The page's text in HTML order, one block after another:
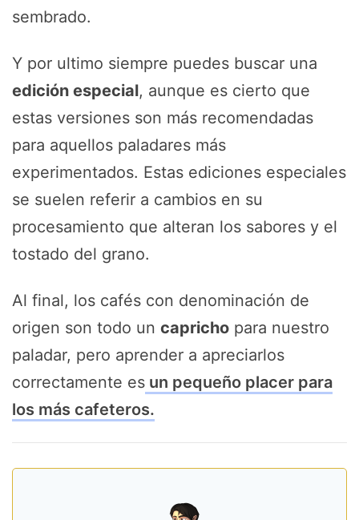
sembrado.
Y por ultimo siempre puedes buscar una
edición especial, aunque es cierto que
estas versiones son más recomendadas
para aquellos paladares más
experimentados. Estas ediciones especiales
se suelen referir a cambios en su
procesamiento que alteran los sabores y el
tostado del grano.
Al final, los cafés con denominación de
origen son todo un capricho para nuestro
paladar, pero aprender a apreciarlos
correctamente es un pequeño placer para
los más cafeteros.